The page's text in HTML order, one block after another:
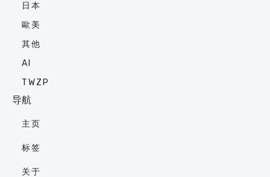
日本
歐美
其他
AI
TWZP
导航
主页
标签
关于